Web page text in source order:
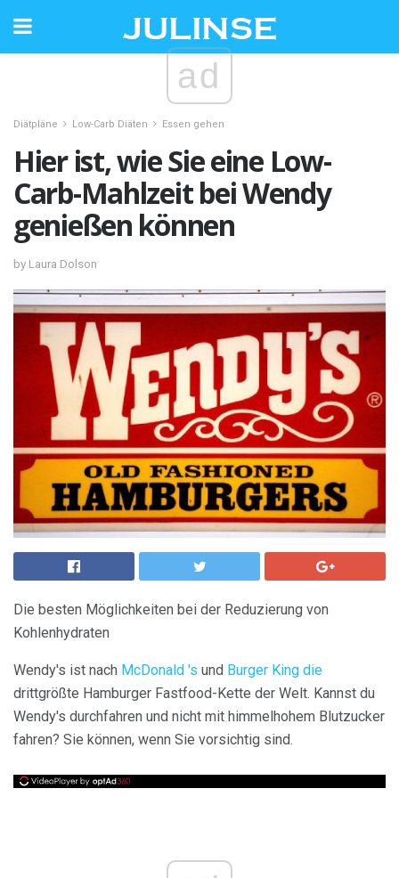
ad
Diätpläne Low-Carb Diäten Essen gehen
Hier ist, wie Sie eine Low-
Carb-Mahlzeit bei Wendy
genießen können
by Laura Dolson
Die besten Möglichkeiten bei der Reduzierung von
Kohlenhydraten
Wendy's ist nach McDonald 's und Burger King die
drittgrößte Hamburger Fastfood-Kette der Welt. Kannst du
Wendy's durchfahren und nicht mit himmelhohem Blutzucker
fahren? Sie können, wenn Sie vorsichtig sind.